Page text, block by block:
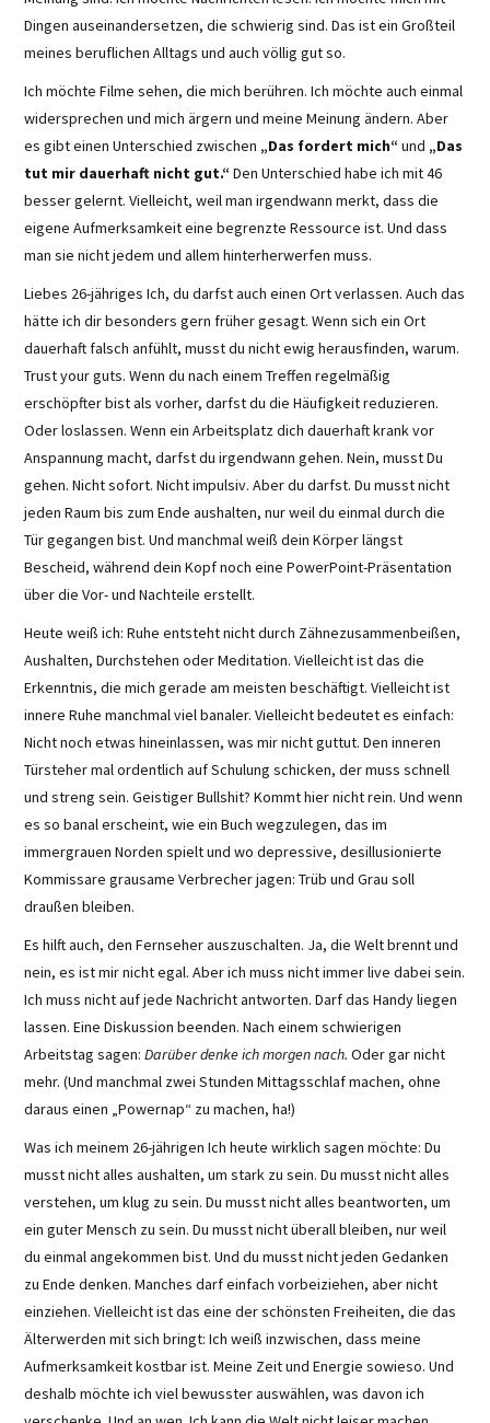
Dingen auseinandersetzen, die schwierig sind. Das ist ein Großteil
meines beruflichen Alltags und auch völlig gut so.
Ich möchte Filme sehen, die mich berühren. Ich möchte auch einmal
widersprechen und mich ärgern und meine Meinung ändern. Aber
es gibt einen Unterschied zwischen„Das fordert mich“und„Das
tut mir dauerhaft nicht gut.“Den Unterschied habe ich mit 46
besser gelernt. Vielleicht, weil man irgendwann merkt, dass die
eigene Aufmerksamkeit eine begrenzte Ressource ist. Und dass
man sie nicht jedem und allem hinterherwerfen muss.
Liebes 26-jähriges Ich, du darfst auch einen Ort verlassen. Auch das
hätte ich dir besonders gern früher gesagt. Wenn sich ein Ort
dauerhaft falsch anfühlt, musst du nicht ewig herausfinden, warum.
Trust your guts. Wenn du nach einem Treffen regelmäßig
erschöpfter bist als vorher, darfst du die Häufigkeit reduzieren.
Oder loslassen. Wenn ein Arbeitsplatz dich dauerhaft krank vor
Anspannung macht, darfst du irgendwann gehen. Nein, musst Du
gehen. Nicht sofort. Nicht impulsiv. Aber du darfst. Du musst nicht
jeden Raum bis zum Ende aushalten, nur weil du einmal durch die
Tür gegangen bist. Und manchmal weiß dein Körper längst
Bescheid, während dein Kopf noch eine PowerPoint-Präsentation
über die Vor- und Nachteile erstellt.
Heute weiß ich: Ruhe entsteht nicht durch Zähnezusammenbeißen,
Aushalten, Durchstehen oder Meditation. Vielleicht ist das die
Erkenntnis, die mich gerade am meisten beschäftigt. Vielleicht ist
innere Ruhe manchmal viel banaler. Vielleicht bedeutet es einfach:
Nicht noch etwas hineinlassen, was mir nicht guttut. Den inneren
Türsteher mal ordentlich auf Schulung schicken, der muss schnell
und streng sein. Geistiger Bullshit? Kommt hier nicht rein. Und wenn
es so banal erscheint, wie ein Buch wegzulegen, das im
immergrauen Norden spielt und wo depressive, desillusionierte
Kommissare grausame Verbrecher jagen: Trüb und Grau soll
draußen bleiben.
Es hilft auch, den Fernseher auszuschalten. Ja, die Welt brennt und
nein, es ist mir nicht egal. Aber ich muss nicht immer live dabei sein.
Ich muss nicht auf jede Nachricht antworten. Darf das Handy liegen
lassen. Eine Diskussion beenden. Nach einem schwierigen
Arbeitstag sagen:Darüber denke ich morgen nach. Oder gar nicht
mehr. (Und manchmal zwei Stunden Mittagsschlaf machen, ohne
daraus einen „Powernap“ zu machen, ha!)
Was ich meinem 26-jährigen Ich heute wirklich sagen möchte: Du
musst nicht alles aushalten, um stark zu sein. Du musst nicht alles
verstehen, um klug zu sein. Du musst nicht alles beantworten, um
ein guter Mensch zu sein. Du musst nicht überall bleiben, nur weil
du einmal angekommen bist. Und du musst nicht jeden Gedanken
zu Ende denken. Manches darf einfach vorbeiziehen, aber nicht
einziehen. Vielleicht ist das eine der schönsten Freiheiten, die das
Älterwerden mit sich bringt: Ich weiß inzwischen, dass meine
Aufmerksamkeit kostbar ist. Meine Zeit und Energie sowieso. Und
deshalb möchte ich viel bewusster auswählen, was davon ich